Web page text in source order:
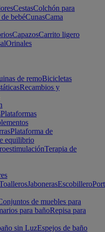
CestasColchón para
bebéCunasCama
CapazosCarrito ligero
Orinales
de remoBicicletas
Recambios y
Plataformas
Plataforma de
equilibrio
Terapia de
JabonerasEscobillero
de muebles para
para bañoRepisa para
sin LuzEspejos de baño